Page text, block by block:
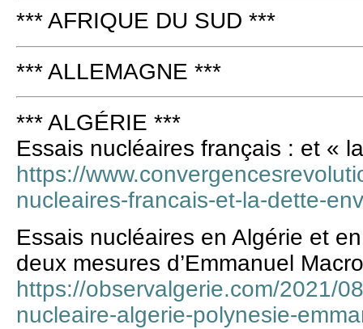
*** AFRIQUE DU SUD ***
*** ALLEMAGNE ***
*** ALGÉRIE ***
Essais nucléaires français : et «
https://
nucleaires-francais-et-la-dette-
Essais nucléaires en Algérie et
deux mesures d’Emmanuel
https://observalgerie.com/2021/
nucleaire-algerie-polynesie-